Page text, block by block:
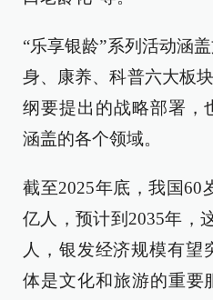
“乐享银龄”系列活动涵
身、康养、科普六大板
纲要提出的战略部署，
涵盖的各个领域。
截至2025年底，我国60
亿人，预计到2035年，
人，银发经济规模有望
体是文化和旅游的重要